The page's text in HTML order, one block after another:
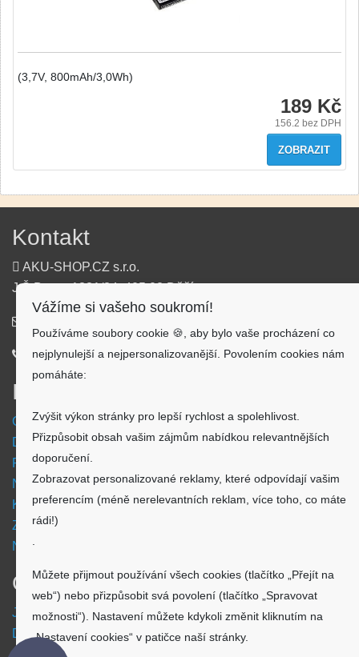
(3,7V, 800mAh/3,0Wh)
189 Kč
156.2 bez DPH
ZOBRAZIT
Kontakt
AKU-SHOP.CZ s.r.o.
J.Š.Baara 1331/34, 405 02 Děčín
720 500 500
Informace
Obchodní podmínky
Doprava a platba
Reklamační formulář
Nastavení cookies
Kde nás najdete
Zpětný odběr vysloužilých elektrozařízení
Návod - akumulátory
O nákupu
Jsme česká společnost
Dostupnost zboží
O výrobci Powery
Vážíme si vašeho soukromí!
Používáme soubory cookie 🍪, aby bylo vaše procházení co
nejplynulejší a nejpersonalizovanější. Povolením cookies nám
pomáháte:
Zvýšit výkon stránky pro lepší rychlost a spolehlivost.
Přizpůsobit obsah vašim zájmům nabídkou relevantnějších
doporučení.
Zobrazovat personalizované reklamy, které odpovídají vašim
preferencím (méně nerelevantních reklam, více toho, co máte
rádi!)
Můžete přijmout používání všech cookies (tlačítko „Přejít na
web“) nebo přizpůsobit svá povolení (tlačítko „Spravovat
možnosti“). Nastavení můžete kdykoli změnit kliknutím na
„Nastavení cookies“ v patičce naší stránky.